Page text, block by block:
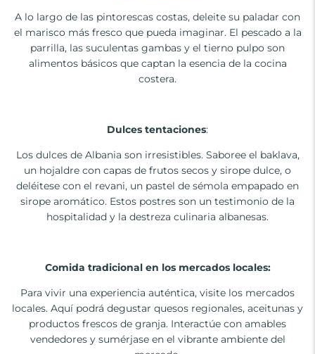
A lo largo de las pintorescas costas, deleite su paladar con
el marisco más fresco que pueda imaginar. El pescado a la
parrilla, las suculentas gambas y el tierno pulpo son
alimentos básicos que captan la esencia de la cocina
costera.
Dulces tentaciones:
Los dulces de Albania son irresistibles. Saboree el baklava,
un hojaldre con capas de frutos secos y sirope dulce, o
deléitese con el revani, un pastel de sémola empapado en
sirope aromático. Estos postres son un testimonio de la
hospitalidad y la destreza culinaria albanesas.
Comida tradicional en los mercados locales:
Para vivir una experiencia auténtica, visite los mercados
locales. Aquí podrá degustar quesos regionales, aceitunas y
productos frescos de granja. Interactúe con amables
vendedores y sumérjase en el vibrante ambiente del